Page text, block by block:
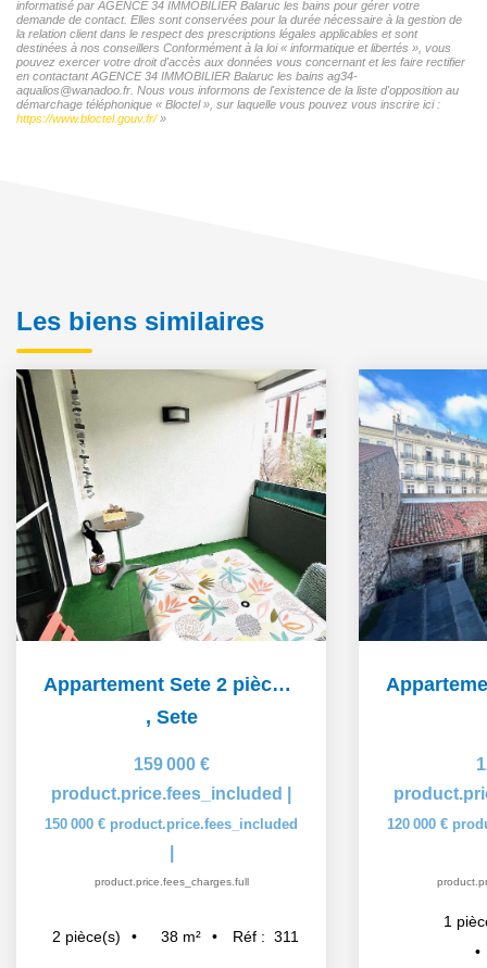
informatisé par AGENCE 34 IMMOBILIER Balaruc les bains pour gérer votre
demande de contact. Elles sont conservées pour la durée nécessaire à la gestion de
la relation client dans le respect des prescriptions légales applicables et sont
destinées à nos conseillers Conformément à la loi « informatique et libertés », vous
pouvez exercer votre droit d'accès aux données vous concernant et les faire rectifier
en contactant AGENCE 34 IMMOBILIER Balaruc les bains ag34-
aqualios@wanadoo.fr. Nous vous informons de l'existence de la liste d'opposition au
démarchage téléphonique « Bloctel », sur laquelle vous pouvez vous inscrire ici :
https://www.bloctel.gouv.fr/»
Les biens similaires
Appartement Sete 2 pièce(s) 38 m2
, Sete
159 000 €
product.price.fees_included
150 000 € product.price.fees_included
product.price.fees_charges.full
2 pièce(s) 38 m² Réf : 311
120 000 €
1